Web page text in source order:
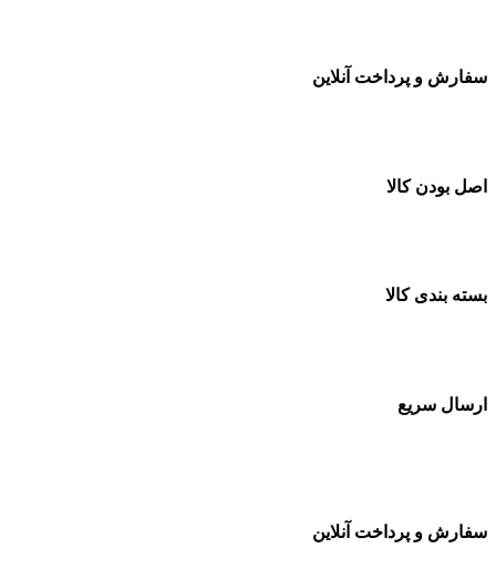
سفارش و پرداخت آنلاین
اصل بودن کالا
بسته بندی کالا
ارسال سریع
سفارش و پرداخت آنلاین